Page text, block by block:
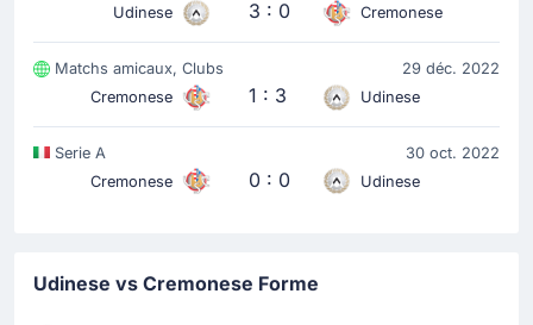
Udinese 3 : 0 Cremonese
Matchs amicaux, Clubs
29 déc. 2022
Cremonese
1 : 3 Udinese
Serie A
30 oct. 2022
Cremonese
0 : 0 Udinese
Udinese vs Cremonese Forme